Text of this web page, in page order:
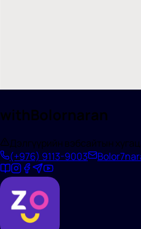
withBolornaran
Дэлгүүрийн вэбсайтын
(+976) 9113-9003